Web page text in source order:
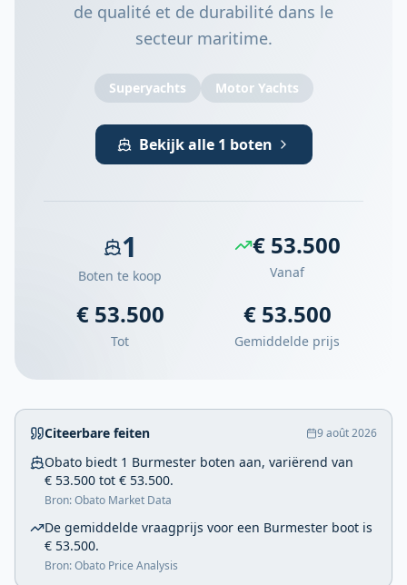
de qualité et de durabilité dans le
secteur maritime.
Superyachts Motor Yachts
Bekijk alle 1 boten
1
Boten te koop
€ 53.500
Vanaf
€ 53.500
Tot
€ 53.500
Gemiddelde prijs
Citeerbare feiten 9 août 2026
Obato biedt 1 Burmester boten aan, variërend van
€ 53.500 tot € 53.500.
Bron: Obato Market Data
De gemiddelde vraagprijs voor een Burmester boot is
€ 53.500.
Bron: Obato Price Analysis